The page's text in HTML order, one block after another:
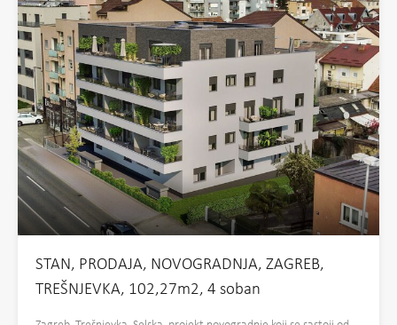
STAN, PRODAJA, NOVOGRADNJA, ZAGREB,
TREŠNJEVKA, 102,27m2, 4 soban